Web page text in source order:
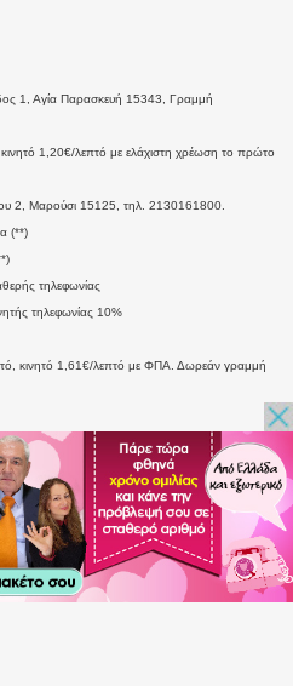
1, Αγία Παρασκευή 15343, Γραμμή
1,20€/λεπτό με ελάχιστη χρέωση το πρώτο
2, Μαρούσι 15125, τηλ. 2130161800.
(**)
τηλεφωνίας
τηλεφωνίας 10%
κινητό 1,61€/λεπτό με ΦΠΑ. Δωρεάν γραμμή